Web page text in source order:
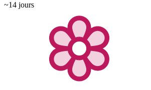
~14 jours